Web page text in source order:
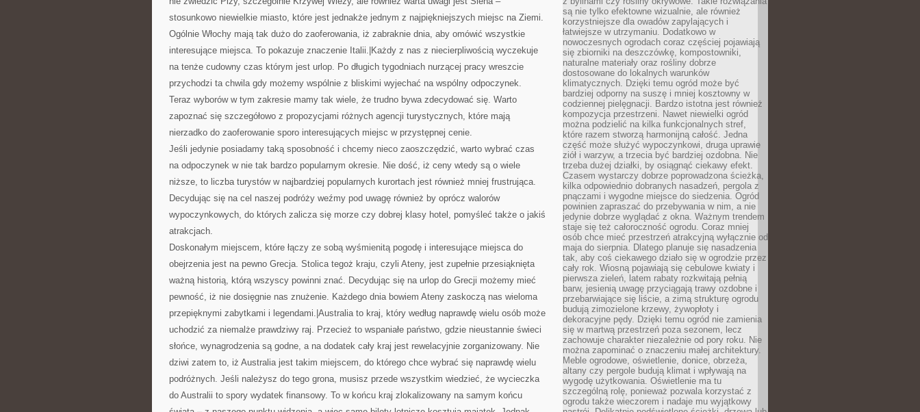
stosunkowo niewielkie miasto, które jest jednakże jednym z najpiękniejszych miejsc na Ziemi.
Ogólnie Włochy mają tak dużo do zaoferowania, iż zabraknie dnia, aby omówić wszystkie
interesujące miejsca. To pokazuje znaczenie Italii.|Każdy z nas z niecierpliwością wyczekuje
na tenże cudowny czas którym jest urlop. Po długich tygodniach nurzącej pracy wreszcie
przychodzi ta chwila gdy możemy wspólnie z bliskimi wyjechać na wspólny odpoczynek.
Teraz wyborów w tym zakresie mamy tak wiele, że trudno bywa zdecydować się. Warto
zapoznać się szczegółowo z propozycjami różnych agencji turystycznych, które mają
nierzadko do zaoferowanie sporo interesujących miejsc w przystępnej cenie.
Jeśli jedynie posiadamy taką sposobność i chcemy nieco zaoszczędzić, warto wybrać czas
na odpoczynek w nie tak bardzo popularnym okresie. Nie dość, iż ceny wtedy są o wiele
niższe, to liczba turystów w najbardziej popularnych kurortach jest również mniej frustrująca.
Decydując się na cel naszej podróży weźmy pod uwagę również by oprócz walorów
wypoczynkowych, do których zalicza się morze czy dobrej klasy hotel, pomyśleć także o jakiś
atrakcjach.
Doskonałym miejscem, które łączy ze sobą wyśmienitą pogodę i interesujące miejsca do
obejrzenia jest na pewno Grecja. Stolica tegoż kraju, czyli Ateny, jest zupełnie przesiąknięta
ważną historią, którą wszyscy powinni znać. Decydując się na urlop do Grecji możemy mieć
pewność, iż nie dosięgnie nas znużenie. Każdego dnia bowiem Ateny zaskoczą nas wieloma
przepięknymi zabytkami i legendami.|Australia to kraj, który według naprawdę wielu osób może
uchodzić za niemalże prawdziwy raj. Przecież to wspaniałe państwo, gdzie nieustannie świeci
słońce, wynagrodzenia są godne, a na dodatek cały kraj jest rewelacyjnie zorganizowany. Nie
dziwi zatem to, iż Australia jest takim miejscem, do którego chce wybrać się naprawdę wielu
podróżnych. Jeśli należysz do tego grona, musisz przede wszystkim wiedzieć, że wycieczka
do Australii to spory wydatek finansowy. To w końcu kraj zlokalizowany na samym końcu
są nie tylko efektowne wizualnie, ale również
korzystniejsze dla owadów zapylających i
łatwiejsze w utrzymaniu. Dodatkowo w
nowoczesnych ogrodach coraz częściej pojawiają
się zbiorniki na deszczówkę, kompostowniki,
naturalne materiały oraz rośliny dobrze
dostosowane do lokalnych warunków
klimatycznych. Dzięki temu ogród może być
bardziej odporny na suszę i mniej kosztowny w
codziennej pielęgnacji. Bardzo istotna jest również
kompozycja przestrzeni. Nawet niewielki ogród
można podzielić na kilka funkcjonalnych stref,
które razem stworzą harmonijną całość. Jedna
część może służyć wypoczynkowi, druga uprawie
ziół i warzyw, a trzecia być bardziej ozdobna. Nie
trzeba dużej działki, by osiągnąć ciekawy efekt.
Czasem wystarczy dobrze poprowadzona ścieżka,
kilka odpowiednio dobranych nasadzeń, pergola z
pnączami i wygodne miejsce do siedzenia. Ogród
powinien zapraszać do przebywania w nim, a nie
jedynie dobrze wyglądać z okna. Ważnym trendem
staje się też całoroczność ogrodu. Coraz mniej
osób chce mieć przestrzeń atrakcyjną wyłącznie od
maja do sierpnia. Dlatego planuje się nasadzenia
tak, aby coś ciekawego działo się w ogrodzie przez
cały rok. Wiosną pojawiają się cebulowe kwiaty i
pierwsza zieleń, latem rabaty rozkwitają pełnią
barw, jesienią uwagę przyciągają trawy ozdobne i
przebarwiające się liście, a zimą strukturę ogrodu
budują zimozielone krzewy, żywopłoty i
dekoracyjne pędy. Dzięki temu ogród nie zamienia
się w martwą przestrzeń poza sezonem, lecz
zachowuje charakter niezależnie od pory roku. Nie
można zapominać o znaczeniu małej architektury.
Meble ogrodowe, oświetlenie, donice, obrzeża,
altany czy pergole budują klimat i wpływają na
wygodę użytkowania. Oświetlenie ma tu
szczególną rolę, ponieważ pozwala korzystać z
ogrodu także wieczorem i nadaje mu wyjątkowy